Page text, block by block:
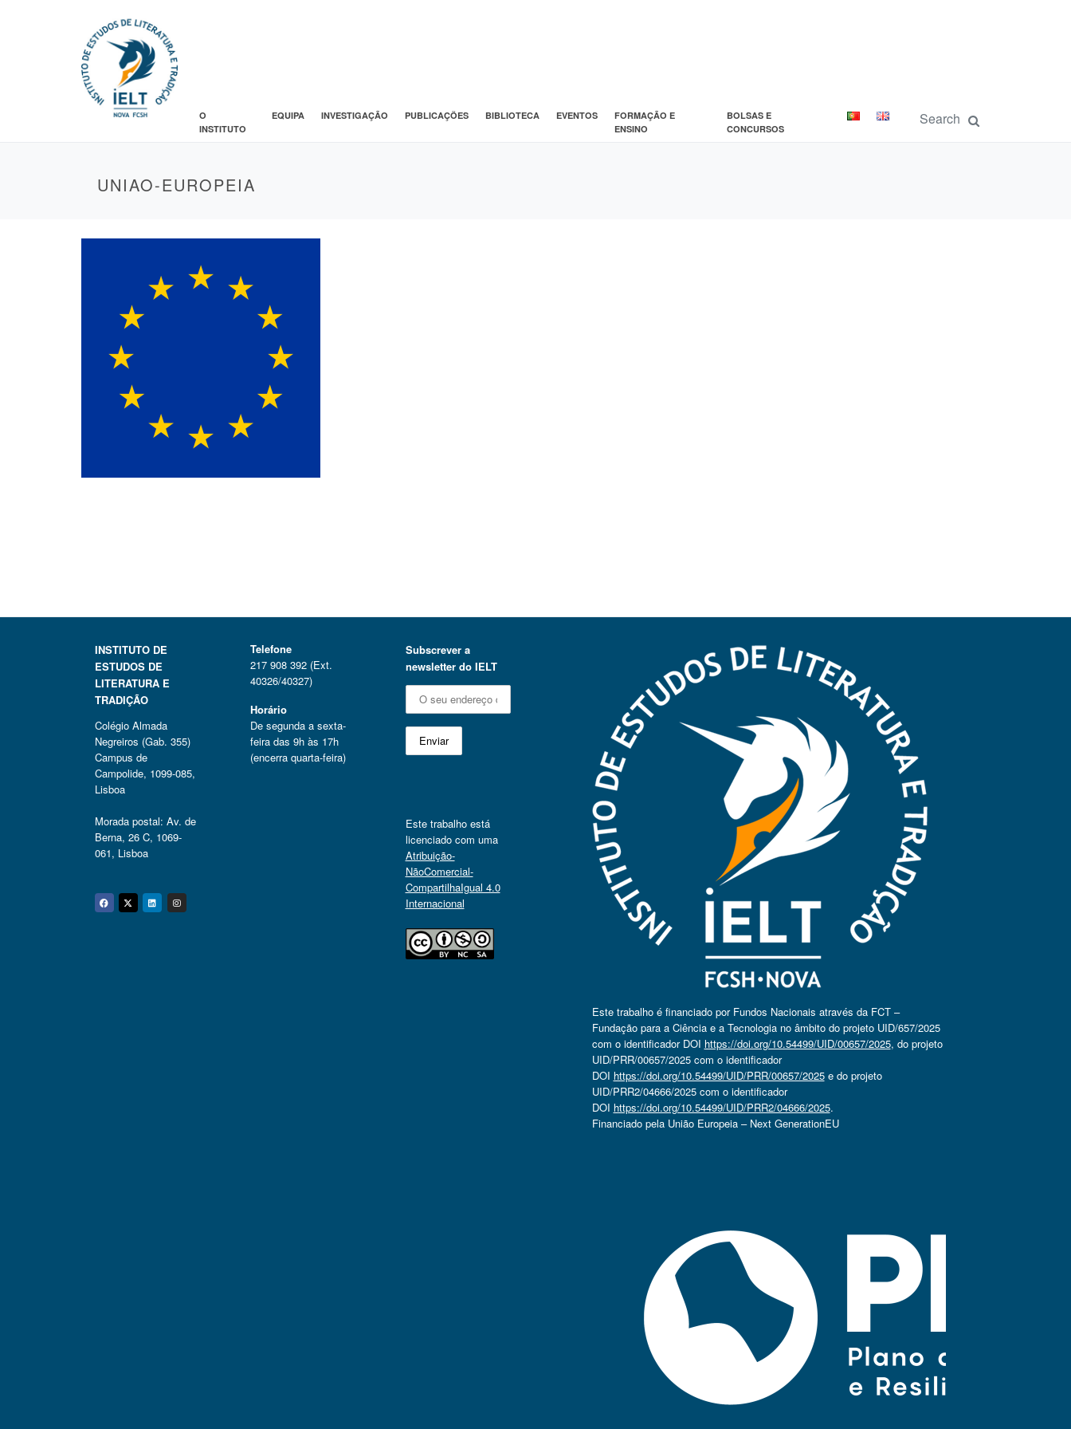
O
INSTITUTO
EQUIPA INVESTIGAÇÃO PUBLICAÇÕES BIBLIOTECA EVENTOS
FORMAÇÃO E
ENSINO
BOLSAS E
CONCURSOS
UNIAO-EUROPEIA
INSTITUTO DE
ESTUDOS DE
LITERATURA E
TRADIÇÃO
Colégio Almada
Negreiros (Gab. 355)
Campus de
Campolide, 1099-085,
Lisboa
Morada postal: Av. de
Berna, 26 C, 1069-
061, Lisboa
Facebook
Twitter
Linkedin
Instagram
Telefone
217 908 392 (Ext.
40326/40327)
Horário
De segunda a sexta-
feira das 9h às 17h
(encerra quarta-feira)
Subscrever a
newsletter do IELT
Este trabalho está
licenciado com uma
Atribuição-
NãoComercial-
CompartilhaIgual 4.0
Internacional
Este trabalho é financiado por Fundos Nacionais através da FCT –
Fundação para a Ciência e a Tecnologia no âmbito do projeto UID/657/2025
com o identificador DOI https://doi.org/10.54499/UID/00657/2025, do projeto
UID/PRR/00657/2025 com o identificador
DOI https://doi.org/10.54499/UID/PRR/00657/2025e do projeto
UID/PRR2/04666/2025 com o identificador
DOI https://doi.org/10.54499/UID/PRR2/04666/2025.
Financiado pela União Europeia – Next GenerationEU